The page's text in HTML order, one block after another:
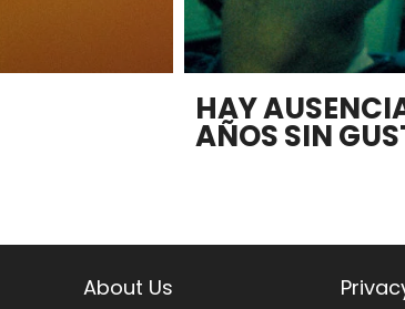
HAY
AÑOS SIN
About Us